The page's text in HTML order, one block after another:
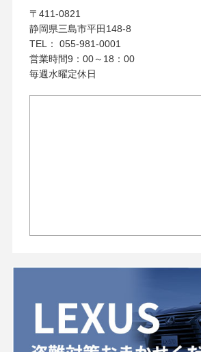
〒411-0821
静岡県三島市平田148-8
TEL： 055-981-0001
営業時間9：00～18：00
毎週水曜定休日